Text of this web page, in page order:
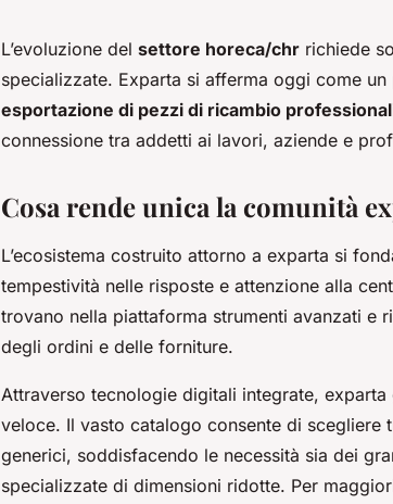
L’evoluzione del settore horeca/chr richiede
specializzate. Exparta si afferma oggi come un
esportazione di pezzi di ricambio
connessione tra addetti ai lavori, aziende e
Cosa rende unica la comunità
L’ecosistema costruito attorno a exparta si
tempestività nelle risposte e attenzione alla
trovano nella piattaforma strumenti avanzati e
degli ordini e delle forniture.
Attraverso tecnologie digitali integrate, exparta
veloce. Il vasto catalogo consente di
generici, soddisfacendo le necessità sia dei
specializzate di dimensioni ridotte. Per